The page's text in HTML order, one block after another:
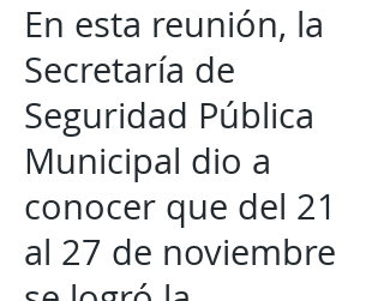
En esta reunión, la
Secretaría de
Seguridad Pública
Municipal dio a
conocer que del 21
al 27 de noviembre